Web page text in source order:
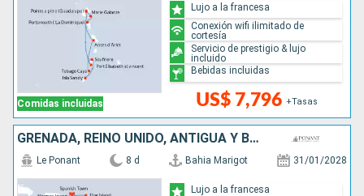
Comidas incluidas US$ 7,796 +Tasas
Lujo a la francesa
Conexión wifi ilimitado de
cortesía
Servicio de prestigio & lujo
incluido
Bebidas incluidas
GRENADA, REINO UNIDO, ANTIGUA Y BARBUDA, SANTA LUCIA
Le Ponant 8 d Bahia Marigot 31/01/2028
Lujo a la francesa